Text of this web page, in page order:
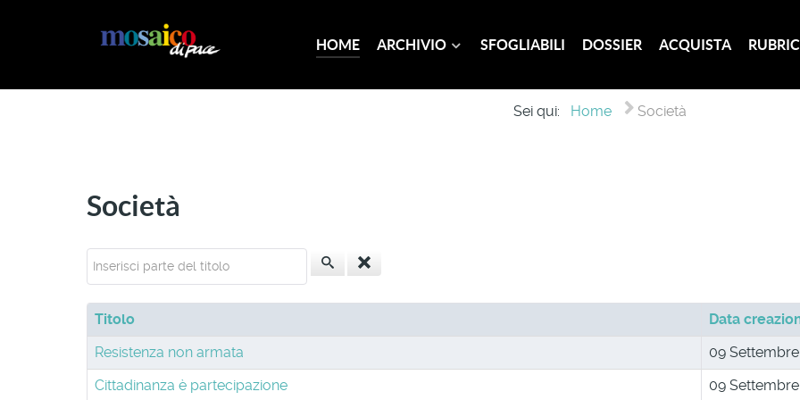
HOME ARCHIVIO SFOGLIABILI DOSSIER ACQUISTA
Sei qui: Home Società
Società
Inserisci parte del titolo
Titolo
Data
Resistenza non armata
09
Cittadinanza è partecipazione
09